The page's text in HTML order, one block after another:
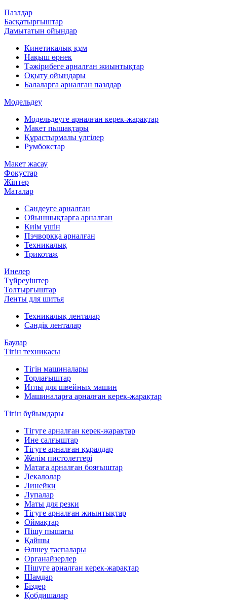
Пазлдар
Басқатырғыштар
Дамытатын ойындар
Кинетикалық құм
Нақыш өрнек
Тәжірибеге арналған жиынтықтар
Оқыту ойындары
Балаларға арналған пазлдар
Модельдеу
Модельдеуге арналған керек-жарақтар
Макет пышақтары
Құрастырмалы үлгілер
Румбокстар
Макет жасау
Фокустар
Жіптер
Маталар
Сәндеуге арналған
Ойыншықтарға арналған
Киім үшін
Пэчворкқа арналған
Техникалық
Трикотаж
Инелер
Түйреуіштер
Толтырғыштар
Ленты для шитья
Техникалық ленталар
Сәндік ленталар
Баулар
Тігін техникасы
Тігін машиналары
Торлағыштар
Иглы для швейных машин
Машиналарға арналған керек-жарақтар
Тігін бұйымдары
Тігуге арналған керек-жарақтар
Ине салғыштар
Тігуге арналған құралдар
Желім пистолеттері
Матаға арналған бояғыштар
Лекалолар
Линейки
Лупалар
Маты для резки
Тігуге арналған жиынтықтар
Оймақтар
Пішу пышағы
Қайшы
Өлшеу таспалары
Органайзерлер
Пішуге арналған керек-жарақтар
Шамдар
Біздер
Қобдишалар